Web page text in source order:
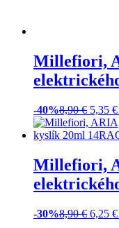
Millefiori,
-40%8,90€ 5,35 €
Millefiori,
-30%8,90€ 6,25 €